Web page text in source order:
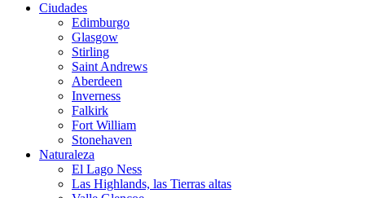
Ciudades
Edimburgo
Glasgow
Stirling
Saint Andrews
Aberdeen
Inverness
Falkirk
Fort William
Stonehaven
Naturaleza
El Lago Ness
Las Highlands, las Tierras altas